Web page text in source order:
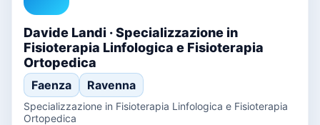
Davide Landi · Specializzazione in
Fisioterapia Linfologica e Fisioterapia
Ortopedica
Faenza Ravenna
Specializzazione in Fisioterapia Linfologica e Fisioterapia
Ortopedica